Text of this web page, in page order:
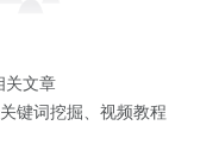
关文章
键词挖掘、视频教程